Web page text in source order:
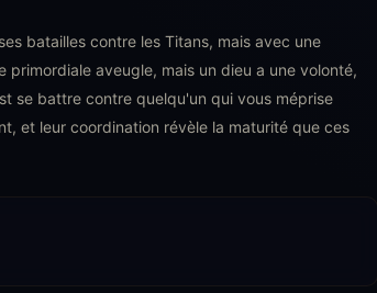
batailles contre les Titans, mais avec une
aveugle, mais un dieu a une volonté,
se battre contre quelqu'un qui vous méprise
et leur coordination révèle la maturité que ces